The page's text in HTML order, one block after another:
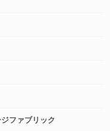
ファブリック